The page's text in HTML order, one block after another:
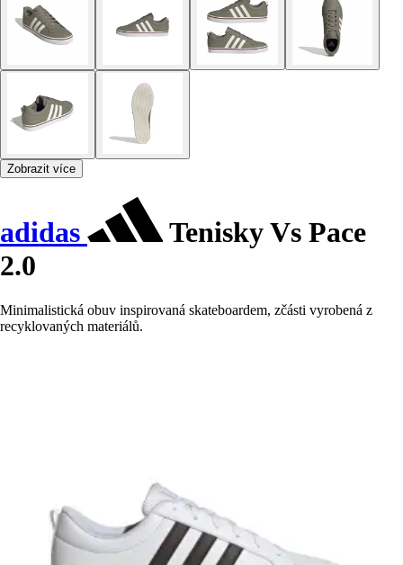
Zobrazit více
adidas
Tenisky Vs Pace
2.0
Minimalistická obuv inspirovaná skateboardem, zčásti vyrobená z
recyklovaných materiálů.